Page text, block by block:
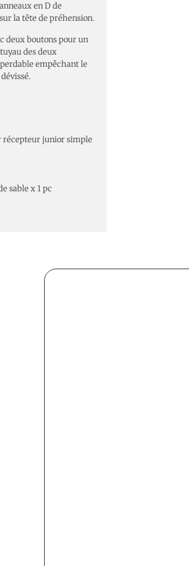
en D de
la tête de préhension.
deux boutons pour un
des deux
empêchant le
récepteur junior simple
sable x 1 pc